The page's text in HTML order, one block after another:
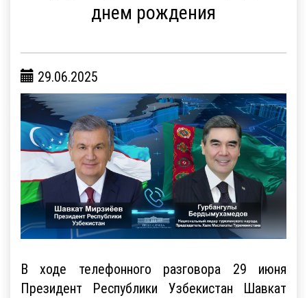
днем рождения
29.06.2025
В ходе телефонного разговора 29 июня
Президент Республики Узбекистан Шавкат